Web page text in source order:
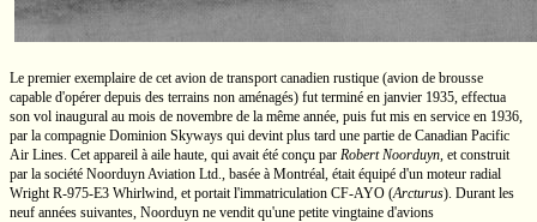
Le premier exemplaire de cet avion de transport canadien rustique (avion de brousse
capable d'opérer depuis des terrains non aménagés) fut terminé en janvier 1935, effectua
son vol inaugural au mois de novembre de la même année, puis fut mis en service en 1936,
par la compagnie Dominion Skyways qui devint plus tard une partie de Canadian Pacific
Air Lines. Cet appareil à aile haute, qui avait été conçu par Robert Noorduyn, et construit
par la société NoorduynAviation Ltd., basée à Montréal, était équipé d'un moteur radial
WrightR-975-E3 Whirlwind, et portait l'immatriculation CF-AYO (Arcturus). Durant les
neuf années suivantes, Noorduyn ne vendit qu'une petite vingtaine d'avions